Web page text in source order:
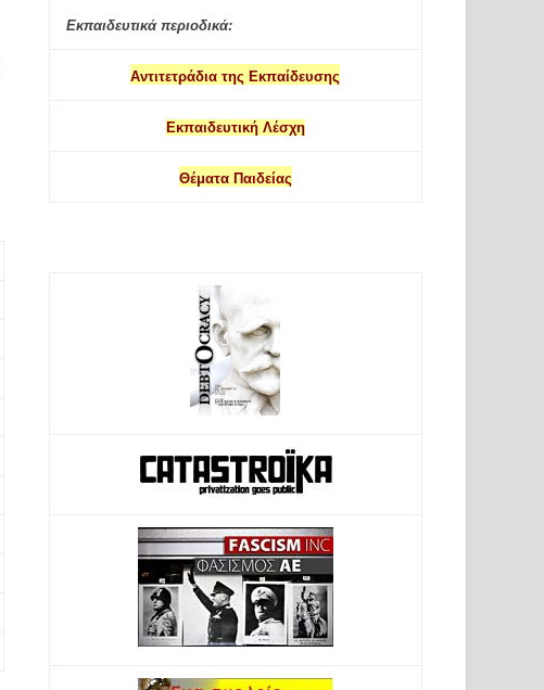
Εκπαιδευτικά περιοδικά:
Αντιτετράδια της Εκπαίδευσης
Εκπαιδευτική Λέσχη
Θέματα Παιδείας